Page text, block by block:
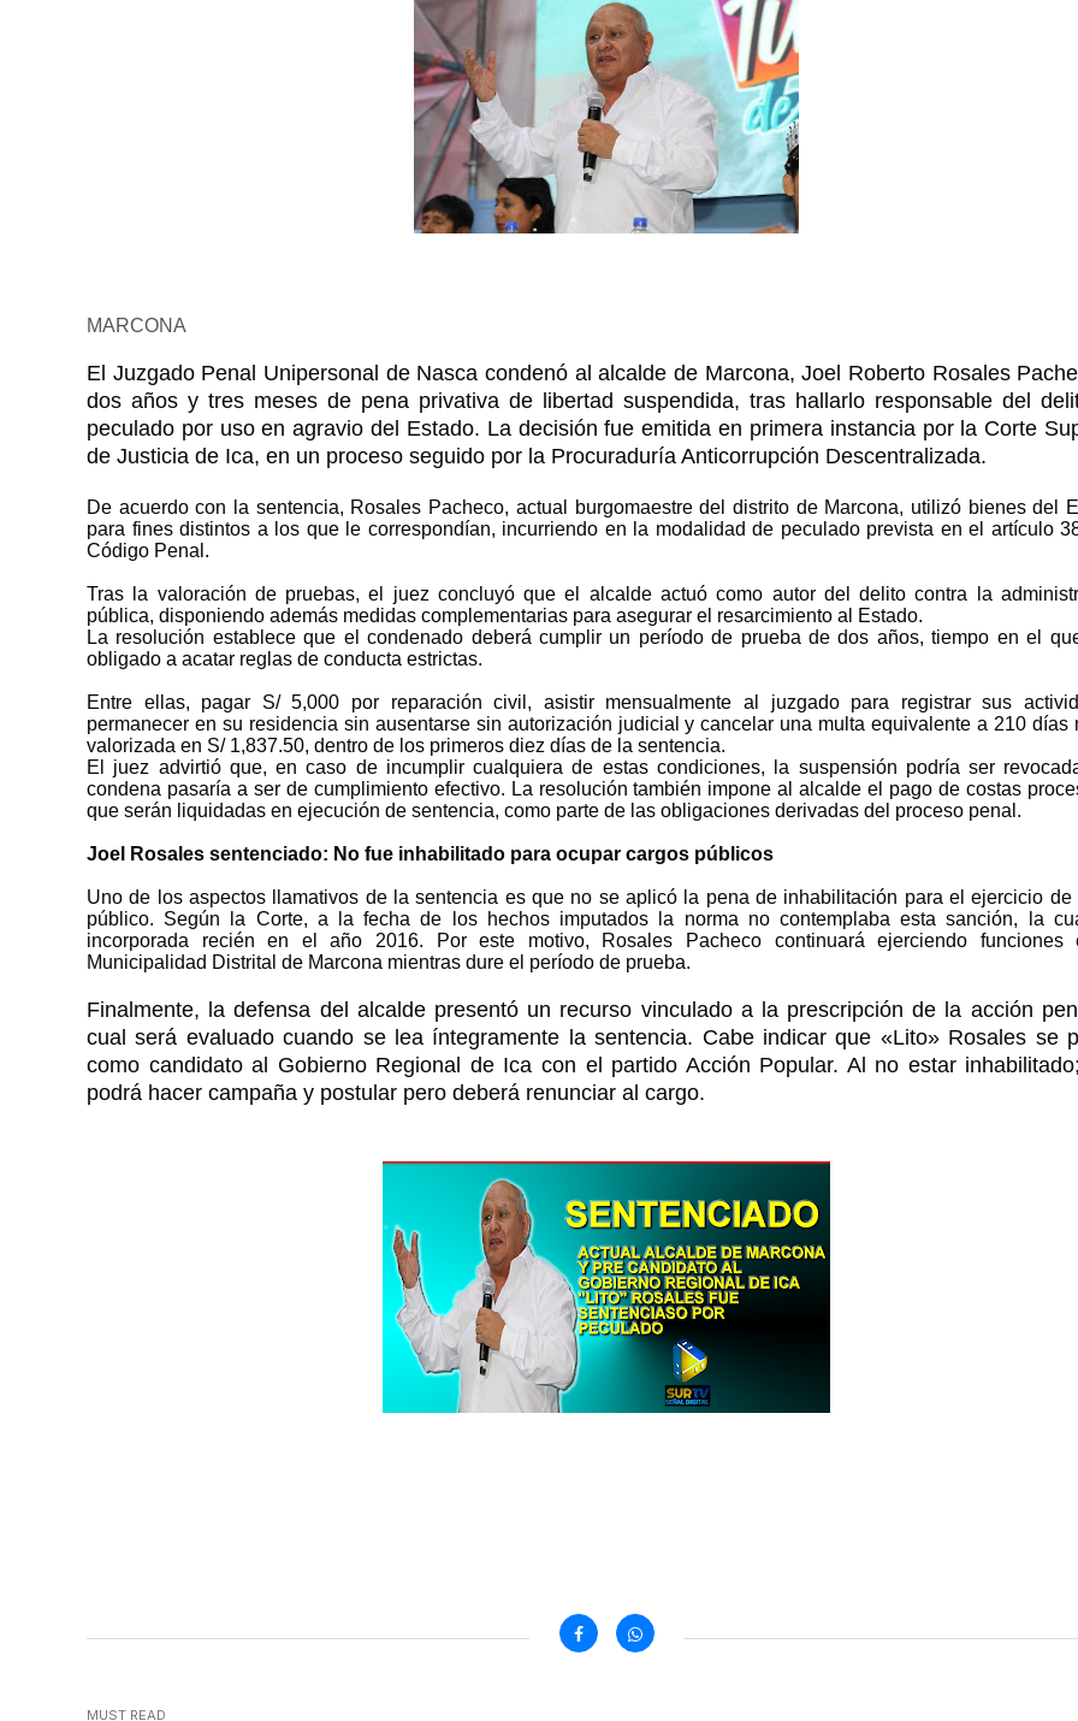
MARCONA
El Juzgado Penal Unipersonal de Nasca condenó al alcalde de Marcona, Joel Roberto Rosales
dos años y tres meses de pena privativa de libertad suspendida, tras hallarlo responsable del
peculado por uso en agravio del Estado. La decisión fue emitida en primera instancia por la Corte
de Justicia de Ica, en un proceso seguido por la Procuraduría Anticorrupción Descentralizada.
De acuerdo con la sentencia, Rosales Pacheco, actual burgomaestre del distrito de Marcona, utilizó bienes del
para fines distintos a los que le correspondían, incurriendo en la modalidad de peculado prevista en el artículo
Código Penal.
Tras la valoración de pruebas, el juez concluyó que el alcalde actuó como autor del delito contra la
pública, disponiendo además medidas complementarias para asegurar el resarcimiento al Estado.
La resolución establece que el condenado deberá cumplir un período de prueba de dos años, tiempo en el
obligado a acatar reglas de conducta estrictas.
Entre ellas, pagar S/ 5,000 por reparación civil, asistir mensualmente al juzgado para registrar sus
permanecer en su residencia sin ausentarse sin autorización judicial y cancelar una multa equivalente a 210 días
valorizada en S/ 1,837.50, dentro de los primeros diez días de la sentencia.
El juez advirtió que, en caso de incumplir cualquiera de estas condiciones, la suspensión podría ser
condena pasaría a ser de cumplimiento efectivo. La resolución también impone al alcalde el pago de costas
que serán liquidadas en ejecución de sentencia, como parte de las obligaciones derivadas del proceso penal.
Joel Rosales sentenciado: No fue inhabilitado para ocupar cargos públicos
Uno de los aspectos llamativos de la sentencia es que no se aplicó la pena de inhabilitación para el ejercicio de
público. Según la Corte, a la fecha de los hechos imputados la norma no contemplaba esta sanción, la
incorporada recién en el año 2016. Por este motivo, Rosales Pacheco continuará ejerciendo funciones
Municipalidad Distrital de Marcona mientras dure el período de prueba.
Finalmente, la defensa del alcalde presentó un recurso vinculado a la prescripción de la acción
cual será evaluado cuando se lea íntegramente la sentencia. Cabe indicar que «Lito» Rosales se
como candidato al Gobierno Regional de Ica con el partido Acción Popular. Al no estar
podrá hacer campaña y postular pero deberá renunciar al cargo.
MUST READ